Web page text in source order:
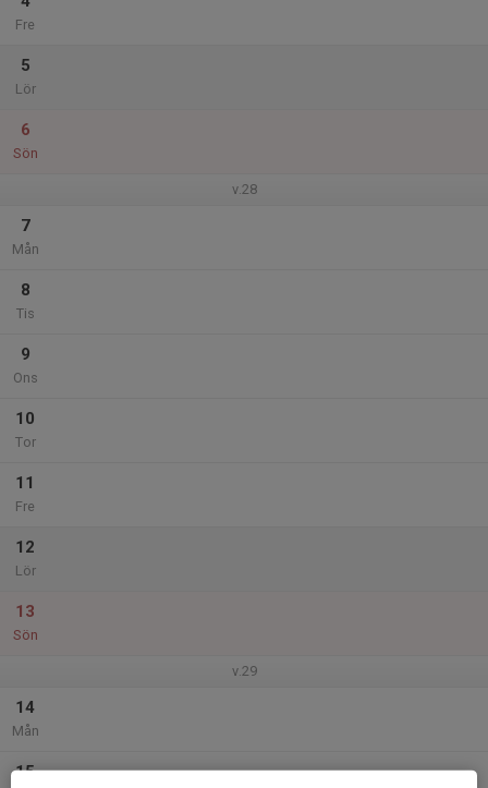
Fre
5
Lör
6
Sön
v.28
7
Mån
8
Tis
9
Ons
10
Tor
11
Fre
12
Lör
13
Sön
v.29
14
Mån
15